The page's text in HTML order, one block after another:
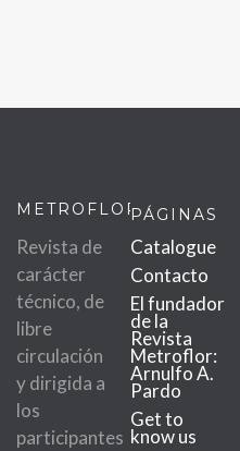
METROFLOR
Revista de
carácter
técnico, de
libre
circulación
y dirigida a
los
participantes
PÁGINAS
Catalogue
Contacto
El fundador
de la
Revista
Metroflor:
Arnulfo A.
Pardo
Get to
know us